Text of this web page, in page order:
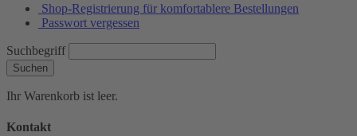
Shop-Registrierung für komfortablere Bestellungen
Passwort vergessen
Suchbegriff
Suchen
Ihr Warenkorb ist leer.
Kontakt